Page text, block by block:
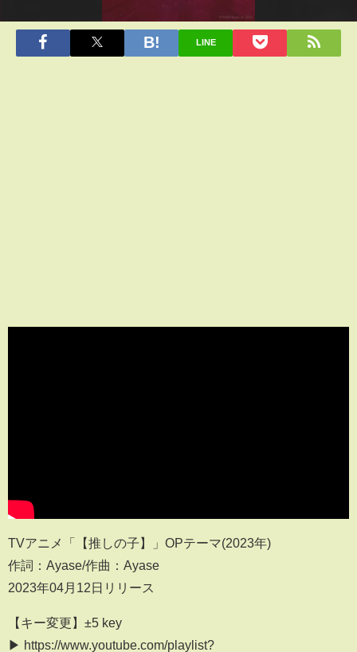
LINE
TVアニメ「【推しの子】」OPテーマ(2023年)
作詞：Ayase/作曲：Ayase
2023年04月12日リリース
【キー変更】±5 key
▶ https://www.youtube.com/playlist?